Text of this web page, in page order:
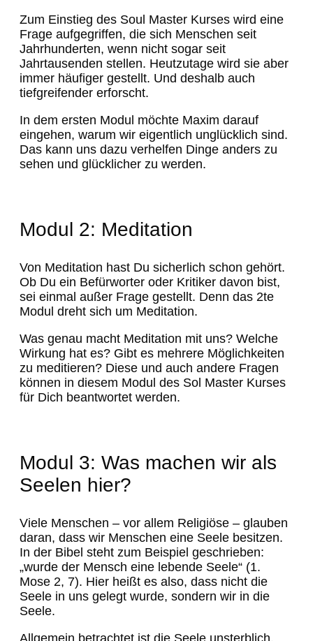
Zum Einstieg des Soul Master Kurses wird eine
Frage aufgegriffen, die sich Menschen seit
Jahrhunderten, wenn nicht sogar seit
Jahrtausenden stellen. Heutzutage wird sie aber
immer häufiger gestellt. Und deshalb auch
tiefgreifender erforscht.
In dem ersten Modul möchte Maxim darauf
eingehen, warum wir eigentlich unglücklich sind.
Das kann uns dazu verhelfen Dinge anders zu
sehen und glücklicher zu werden.
Modul 2: Meditation
Von Meditation hast Du sicherlich schon gehört.
Ob Du ein Befürworter oder Kritiker davon bist,
sei einmal außer Frage gestellt. Denn das 2te
Modul dreht sich um Meditation.
Was genau macht Meditation mit uns? Welche
Wirkung hat es? Gibt es mehrere Möglichkeiten
zu meditieren? Diese und auch andere Fragen
können in diesem Modul des Sol Master Kurses
für Dich beantwortet werden.
Modul 3: Was machen wir als
Seelen hier?
Viele Menschen – vor allem Religiöse – glauben
daran, dass wir Menschen eine Seele besitzen.
In der Bibel steht zum Beispiel geschrieben:
„wurde der Mensch eine lebende Seele“ (1.
Mose 2, 7). Hier heißt es also, dass nicht die
Seele in uns gelegt wurde, sondern wir in die
Seele.